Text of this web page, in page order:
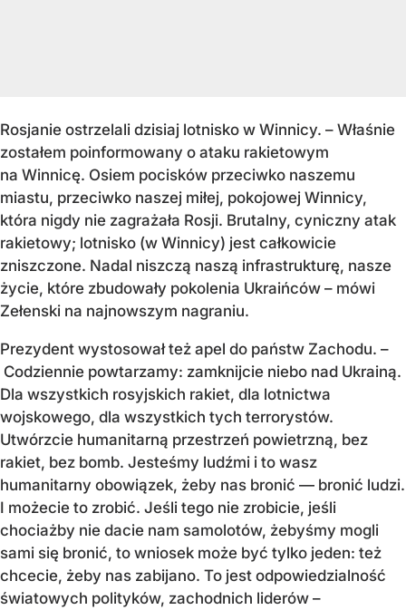
Rosjanie ostrzelali dzisiaj lotnisko w Winnicy. – Właśnie
zostałem poinformowany o ataku rakietowym
na Winnicę. Osiem pocisków przeciwko naszemu
miastu, przeciwko naszej miłej, pokojowej Winnicy,
która nigdy nie zagrażała Rosji. Brutalny, cyniczny atak
rakietowy; lotnisko (w Winnicy) jest całkowicie
zniszczone. Nadal niszczą naszą infrastrukturę, nasze
życie, które zbudowały pokolenia Ukraińców – mówi
Zełenski na najnowszym nagraniu.
Prezydent wystosował też apel do państw Zachodu. –
Codziennie powtarzamy: zamknijcie niebo nad Ukrainą.
Dla wszystkich rosyjskich rakiet, dla lotnictwa
wojskowego, dla wszystkich tych terrorystów.
Utwórzcie humanitarną przestrzeń powietrzną, bez
rakiet, bez bomb. Jesteśmy ludźmi i to wasz
humanitarny obowiązek, żeby nas bronić — bronić ludzi.
I możecie to zrobić. Jeśli tego nie zrobicie, jeśli
chociażby nie dacie nam samolotów, żebyśmy mogli
sami się bronić, to wniosek może być tylko jeden: też
chcecie, żeby nas zabijano. To jest odpowiedzialność
światowych polityków, zachodnich liderów –